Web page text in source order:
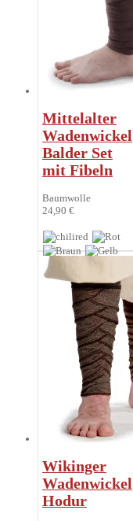
Mittelalter
Wadenwickel
Balder Set
mit Fibeln
Baumwolle
24,90 €
Wikinger
Wadenwickel
Hodur